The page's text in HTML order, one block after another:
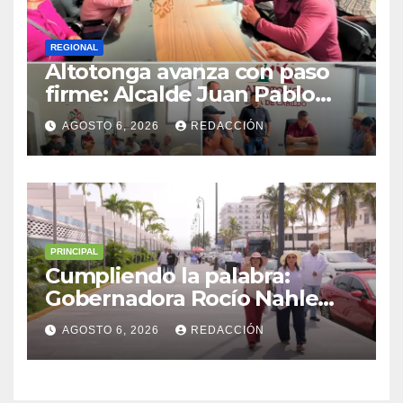
REGIONAL
Altotonga avanza con paso
firme: Alcalde Juan Pablo
Becerra encabeza mesa de
diálogo con habitantes de
Malacatepec
AGOSTO 6, 2026 REDACCIÓN
PRINCIPAL
Cumpliendo la palabra:
Gobernadora Rocío Nahle
impulsa la gran rehabilitación
del Centro Histórico de
Veracruz
AGOSTO 6, 2026 REDACCIÓN